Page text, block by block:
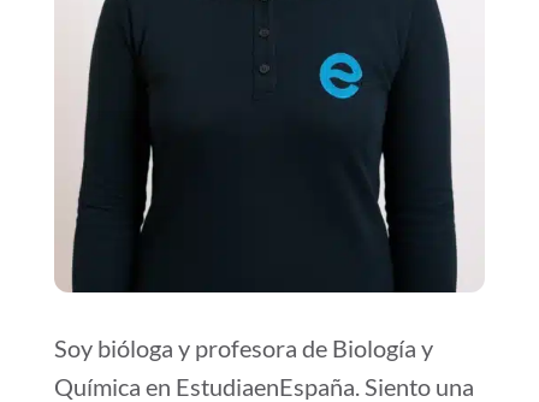
Soy bióloga y profesora de Biología y
Química en EstudiaenEspaña. Siento una